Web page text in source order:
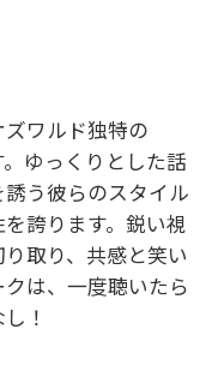
ワルド独特の
。ゆっくりとした話
う彼らのスタイル
誇ります。鋭い視
取り、共感と笑い
は、一度聴いたら
！